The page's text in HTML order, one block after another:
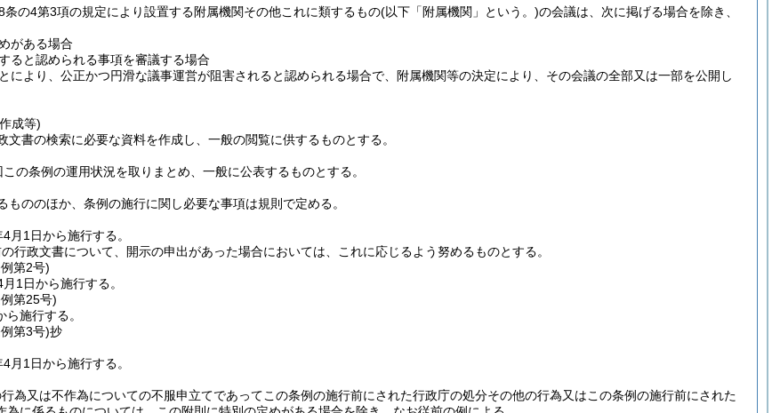
条の4第3項の規定により設置する附属機関その他これに類するもの(以下「附属機関」という。)の会議は、次に掲げる場合を除き、
がある場合
ると認められる事項を審議する場合
により、公正かつ円滑な議事運営が阻害されると認められる場合で、附属機関等の決定により、その会議の全部又は一部を公開し
成等)
文書の検索に必要な資料を作成し、一般の閲覧に供するものとする。
の条例の運用状況を取りまとめ、一般に公表するものとする。
もののほか、条例の施行に関し必要な事項は規則で定める。
月1日から施行する。
行政文書について、開示の申出があった場合においては、これに応じるよう努めるものとする。
第2号)
1日から施行する。
第25号)
施行する。
第3号)抄
月1日から施行する。
為又は不作為についての不服申立てであってこの条例の施行前にされた行政庁の処分その他の行為又はこの条例の施行前にされた